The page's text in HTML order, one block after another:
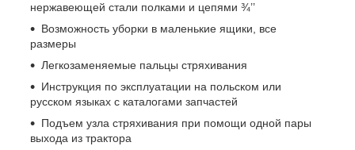
нержавеющей стали полками и цепями ¾’’
Возможность уборки в маленькие ящики, все
размеры
Легкозаменяемые пальцы стряхивания
Инструкция по эксплуатации на польском или
русском языках с каталогами запчастей
Подъем узла стряхивания при помощи одной пары
выхода из трактора